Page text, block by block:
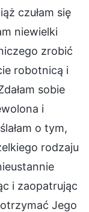
czułam się
niewielki
zrobić
robotnicą i
sobie
i
o tym,
rodzaju
i zaopatrując
Jego